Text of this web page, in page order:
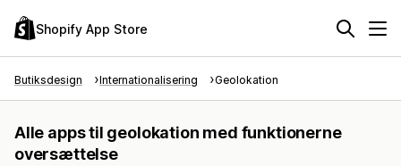
Shopify App Store
Butiksdesign Internationalisering Geolokation
Alle apps til geolokation med funktionerne
oversættelse